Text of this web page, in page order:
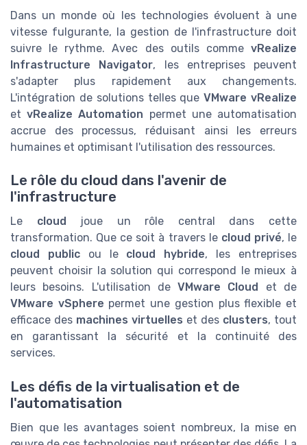
Dans un monde où les technologies évoluent à une
vitesse fulgurante, la gestion de l'infrastructure doit
suivre le rythme. Avec des outils comme vRealize
Infrastructure Navigator, les entreprises peuvent
s'adapter plus rapidement aux changements.
L'intégration de solutions telles queVMware vRealize
etvRealize Automation permet une automatisation
accrue des processus, réduisant ainsi les erreurs
humaines et optimisant l'utilisation des ressources.
Le rôle du cloud dans l'avenir de
l'infrastructure
Le cloud
joue un rôle central dans cette
transformation. Que ce soit à travers le cloud privé, le
cloud publicou le cloud hybride, les entreprises
peuvent choisir la solution qui correspond le mieux à
leurs besoins. L'utilisation deVMware Cloud
et de
VMware vSphere permet une gestion plus flexible et
efficace des machines virtuelles et des clusters, tout
en garantissant la sécurité et la continuité des
services.
Les défis de la virtualisation et de
l'automatisation
Bien que les avantages soient nombreux, la mise en